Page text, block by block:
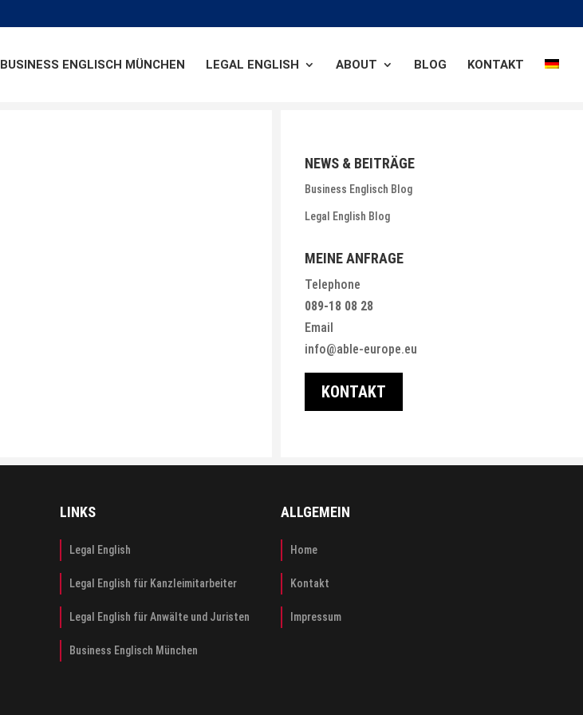
BUSINESS ENGLISCH MÜNCHEN LEGAL ENGLISH ABOUT BLOG KONTAKT
NEWS & BEITRÄGE
Business Englisch Blog
Legal English Blog
MEINE ANFRAGE
Telephone
089-18 08 28
Email
info@able-europe.eu
KONTAKT
LINKS
Legal English
Legal English für Kanzleimitarbeiter
Legal English für Anwälte und Juristen
Business Englisch München
ALLGEMEIN
Home
Kontakt
Impressum